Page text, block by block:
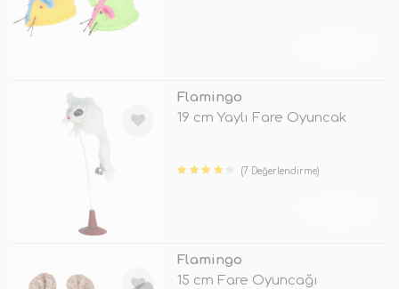
Flamingo
19 cm Yaylı Fare Oyuncak
(7 Değerlendirme)
Flamingo
15 cm Fare Oyuncağı